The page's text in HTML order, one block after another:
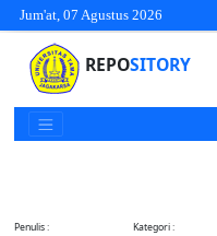
Jum'at, 07 Agustus 2026
REPOSITORY
Penulis :
Kategori :